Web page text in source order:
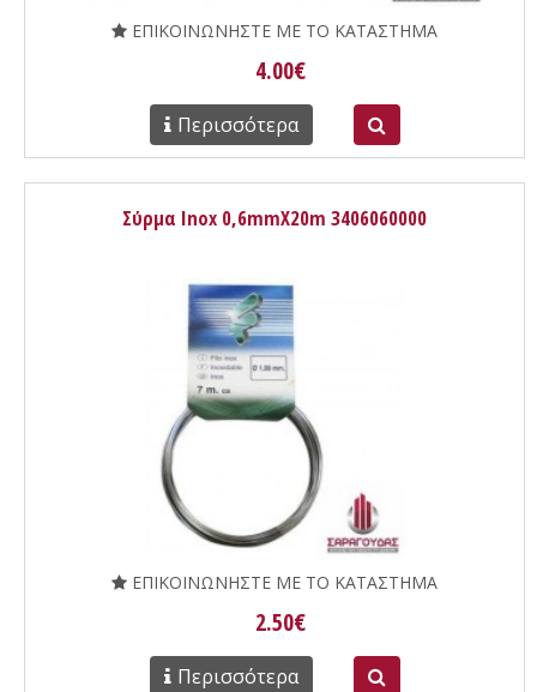
ΕΠΙΚΟΙΝΩΝΗΣΤΕ ΜΕ ΤΟ ΚΑΤΑΣΤΗΜΑ
4.00€
Περισσότερα
Σύρμα Inox 0,6mmX20m 3406060000
ΕΠΙΚΟΙΝΩΝΗΣΤΕ ΜΕ ΤΟ ΚΑΤΑΣΤΗΜΑ
2.50€
Περισσότερα